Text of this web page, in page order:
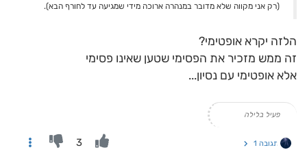
(רק אני מקווה שלא מדובר במנהרה ארוכה מידי שמגיעה עד לחורף הבא).
הלזה יקרא אופטימי?
זה ממש מזכיר את הפסימי שטען שאינו פסימי
אלא אופטימי עם נסיון...
פעיל בלילה
תגובה 1 3